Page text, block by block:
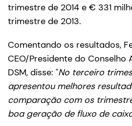
trimestre de 2014 e € 331
trimestre de 2013.
Comentando os resultados,
CEO/Presidente do Conselho
DSM, disse: "No terceiro
apresentou melhores
comparação com os
boa geração de fluxo de